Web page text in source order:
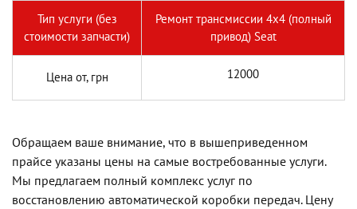
Тип услуги (без
стоимости запчасти)
Ремонт трансмиссии 4х4 (полный
привод) Seat
Цена от, грн 12000
Обращаем ваше внимание, что в вышеприведенном
прайсе указаны цены на самые востребованные услуги.
Мы предлагаем полный комплекс услуг по
восстановлению автоматической коробки передач. Цену